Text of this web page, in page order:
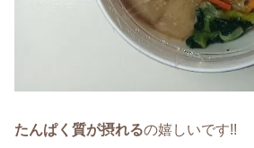
たんぱく質が摂れるの嬉しいです!!